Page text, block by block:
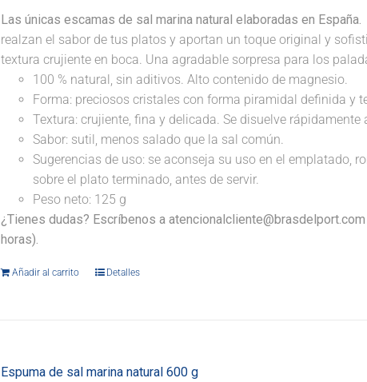
Las únicas escamas de sal marina natural elaboradas en España.
realzan el sabor de tus platos y aportan un toque original y
textura crujiente en boca. Una agradable sorpresa para los
100 % natural, sin aditivos. Alto contenido de magnesio.
Forma: preciosos cristales con forma piramidal definida y
Textura: crujiente, fina y delicada. Se disuelve
Sabor: sutil, menos salado que la sal común.
Sugerencias de uso: se aconseja su uso en el emplatado,
sobre el plato terminado, antes de servir.
Peso neto: 125 g
¿Tienes dudas? Escríbenos a
horas).
Añadir al carrito Detalles
Espuma de sal marina natural 600 g